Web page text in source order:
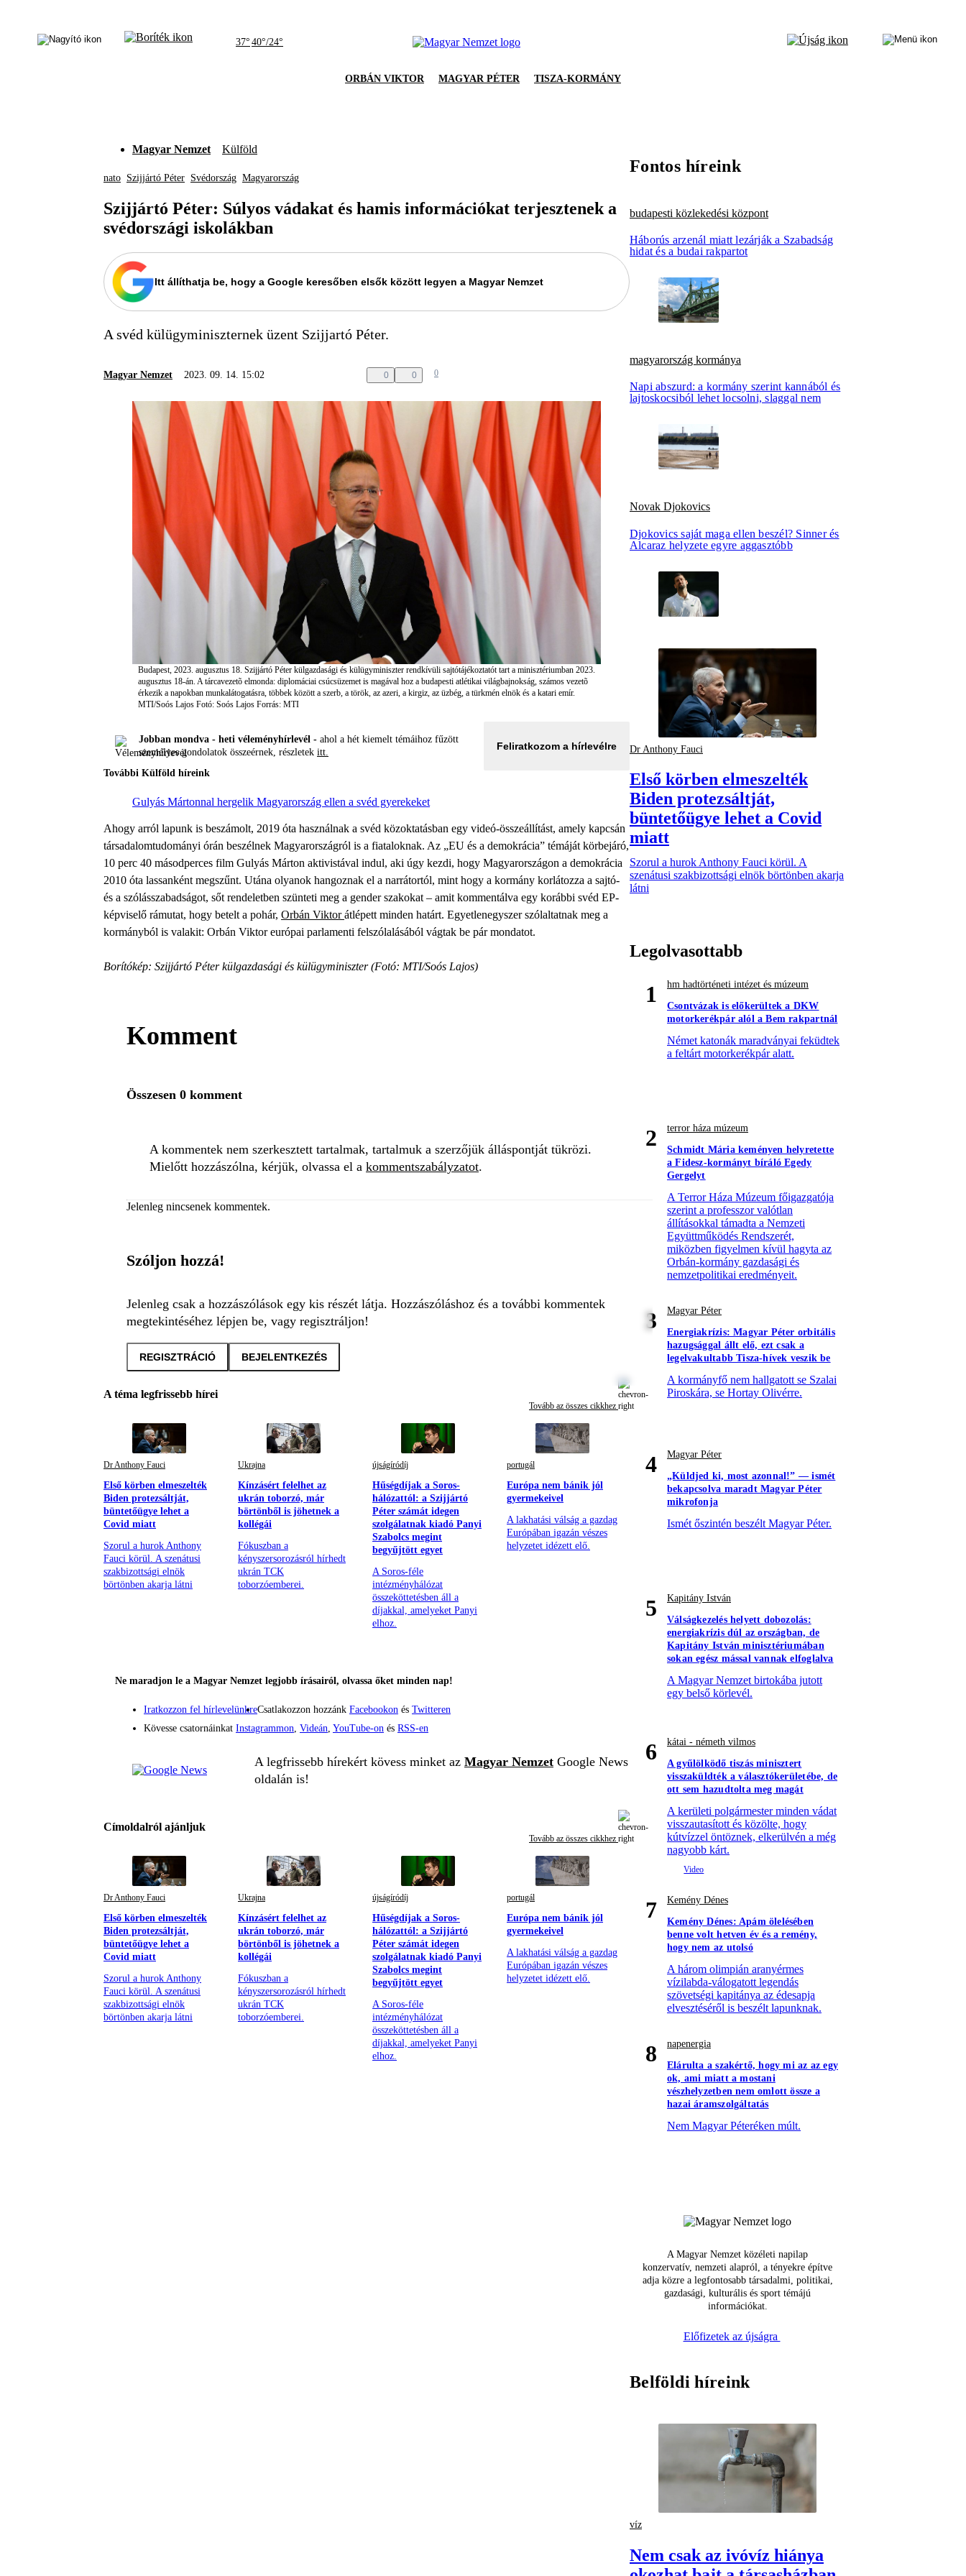
37° 40°/24°
ORBÁN VIKTOR MAGYAR PÉTER TISZA-KORMÁNY
Magyar Nemzet Külföld
nato Szijjártó Péter Svédország Magyarország
Szijjártó Péter: Súlyos vádakat és hamis információkat terjesztenek a
svédországi iskolákban
Itt állíthatja be, hogy a Google keresőben elsők között legyen a Magyar Nemzet
A svéd külügyminiszternek üzent Szijjartó Péter.
Magyar Nemzet 2023. 09. 14. 15:02 0 0 0
Budapest, 2023. augusztus 18. Szijjártó Péter külgazdasági és külügyminiszter rendkívüli sajtótájékoztatót tart a minisztériumban 2023.
augusztus 18-án. A tárcavezetõ elmonda: diplomáciai csúcsüzemet is magával hoz a budapesti atlétikai világbajnokság, számos vezetõ
érkezik a napokban munkalátogatásra, többek között a szerb, a török, az azeri, a kirgiz, az üzbég, a türkmén elnök és a katari emír.
MTI/Soós Lajos Fotó: Soós Lajos Forrás: MTI
Jobban mondva - heti véleményhírlevél - ahol a hét kiemelt témáihoz fűzött
személyes gondolatok összeérnek, részletek itt.
Feliratkozom a hírlevélre
További Külföld híreink
Gulyás Mártonnal hergelik Magyarország ellen a svéd gyerekeket
Ahogy arról lapunk is beszámolt, 2019 óta használnak a svéd közoktatásban egy videó-összeállítást, amely kapcsán
társadalomtudományi órán beszélnek Magyarországról is a fiataloknak. Az „EU és a demokrácia” témáját körbejáró,
10 perc 40 másodperces film Gulyás Márton aktivistával indul, aki úgy kezdi, hogy Magyarországon a demokrácia
2010 óta lassanként megszűnt. Utána olyanok hangoznak el a narrátortól, mint hogy a kormány korlátozza a sajtó-
és a szólásszabadságot, sőt rendeletben szünteti meg a gender szakokat – amit kommentálva egy korábbi svéd EP-
képviselő rámutat, hogy betelt a pohár, Orbán Viktorátlépett minden határt. Egyetlenegyszer szólaltatnak meg a
kormányból is valakit: Orbán Viktor európai parlamenti felszólalásából vágtak be pár mondatot.
Borítókép: Szijjártó Péter külgazdasági és külügyminiszter (Fotó: MTI/Soós Lajos)
Komment
Összesen 0 komment
A kommentek nem szerkesztett tartalmak, tartalmuk a szerzőjük álláspontját tükrözi.
Mielőtt hozzászólna, kérjük, olvassa el a kommentszabályzatot.
Jelenleg nincsenek kommentek.
Szóljon hozzá!
Jelenleg csak a hozzászólások egy kis részét látja. Hozzászóláshoz és a további kommentek
megtekintéséhez lépjen be, vagy regisztráljon!
REGISZTRÁCIÓ BEJELENTKEZÉS
A téma legfrissebb hírei
Tovább az összes cikkhez
Dr Anthony Fauci
Első körben elmeszelték
Biden protezsáltját,
büntetőügye lehet a
Covid miatt
Szorul a hurok Anthony
Fauci körül. A szenátusi
szakbizottsági elnök
börtönben akarja látni
Ukrajna
Kínzásért felelhet az
ukrán toborzó, már
börtönből is jöhetnek a
kollégái
Fókuszban a
kényszersorozásról hírhedt
ukrán TCK
toborzóemberei.
újságíródíj
Hűségdíjak a Soros-
hálózattól: a Szijjártó
Péter számát idegen
szolgálatnak kiadó Panyi
Szabolcs megint
begyűjtött egyet
A Soros-féle
intézményhálózat
összeköttetésben áll a
díjakkal, amelyeket Panyi
elhoz.
portugál
Európa nem bánik jól
gyermekeivel
A lakhatási válság a gazdag
Európában igazán vészes
helyzetet idézett elő.
Ne maradjon le a Magyar Nemzet legjobb írásairól, olvassa őket minden nap!
Iratkozzon fel hírlevelünkreCsatlakozzon hozzánk Facebookon és Twitteren
Kövesse csatornáinkat Instagrammon Videán YouTube-on és RSS-en
A legfrissebb hírekért kövess minket az Magyar Nemzet Google News
oldalán is!
Címoldalról ajánljuk
Tovább az összes cikkhez
Dr Anthony Fauci
Első körben elmeszelték
Biden protezsáltját,
büntetőügye lehet a
Covid miatt
Szorul a hurok Anthony
Fauci körül. A szenátusi
szakbizottsági elnök
börtönben akarja látni
Ukrajna
Kínzásért felelhet az
ukrán toborzó, már
börtönből is jöhetnek a
kollégái
Fókuszban a
kényszersorozásról hírhedt
ukrán TCK
toborzóemberei.
újságíródíj
Hűségdíjak a Soros-
hálózattól: a Szijjártó
Péter számát idegen
szolgálatnak kiadó Panyi
Szabolcs megint
begyűjtött egyet
A Soros-féle
intézményhálózat
összeköttetésben áll a
díjakkal, amelyeket Panyi
elhoz.
portugál
Európa nem bánik jól
gyermekeivel
A lakhatási válság a gazdag
Európában igazán vészes
helyzetet idézett elő.
Fontos híreink
budapesti közlekedési központ
Háborús arzenál miatt lezárják a Szabadság
hidat és a budai rakpartot
magyarország kormánya
Napi abszurd: a kormány szerint kannából és
lajtoskocsiból lehet locsolni, slaggal nem
Novak Djokovics
Djokovics saját maga ellen beszél? Sinner és
Alcaraz helyzete egyre aggasztóbb
Dr Anthony Fauci
Első körben elmeszelték
Biden protezsáltját,
büntetőügye lehet a Covid
miatt
Szorul a hurok Anthony Fauci körül. A
szenátusi szakbizottsági elnök börtönben akarja
látni
Legolvasottabb
1
hm hadtörténeti intézet és múzeum
Csontvázak is előkerültek a DKW
motorkerékpár alól a Bem rakpartnál
Német katonák maradványai feküdtek
a feltárt motorkerékpár alatt.
2
terror háza múzeum
Schmidt Mária keményen helyretette
a Fidesz-kormányt bíráló Egedy
Gergelyt
A Terror Háza Múzeum főigazgatója
szerint a professzor valótlan
állításokkal támadta a Nemzeti
Együttműködés Rendszerét,
miközben figyelmen kívül hagyta az
Orbán-kormány gazdasági és
nemzetpolitikai eredményeit.
3
Magyar Péter
Energiakrízis: Magyar Péter orbitális
hazugsággal állt elő, ezt csak a
legelvakultabb Tisza-hívek veszik be
A kormányfő nem hallgatott se Szalai
Piroskára, se Hortay Olivérre.
4
Magyar Péter
„Küldjed ki, most azonnal!” — ismét
bekapcsolva maradt Magyar Péter
mikrofonja
Ismét őszintén beszélt Magyar Péter.
5
Kapitány István
Válságkezelés helyett dobozolás:
energiakrízis dúl az országban, de
Kapitány István minisztériumában
sokan egész mással vannak elfoglalva
A Magyar Nemzet birtokába jutott
egy belső körlevél.
6
kátai - németh vilmos
A gyűlölködő tiszás minisztert
visszaküldték a választókerületébe, de
ott sem hazudtolta meg magát
A kerületi polgármester minden vádat
visszautasított és közölte, hogy
kútvízzel öntöznek, elkerülvén a még
nagyobb kárt.
7
Kemény Dénes
Kemény Dénes: Apám ölelésében
benne volt hetven év és a remény,
hogy nem az utolsó
A három olimpián aranyérmes
vízilabda-válogatott legendás
szövetségi kapitánya az édesapja
elvesztéséről is beszélt lapunknak.
8
napenergia
Elárulta a szakértő, hogy mi az az egy
ok, ami miatt a mostani
vészhelyzetben nem omlott össze a
hazai áramszolgáltatás
Nem Magyar Péteréken múlt.
A Magyar Nemzet közéleti napilap
konzervatív, nemzeti alapról, a tényekre építve
adja közre a legfontosabb társadalmi, politikai,
gazdasági, kulturális és sport témájú
információkat.
Előfizetek az újságra
Belföldi híreink
víz
Nem csak az ivóvíz hiánya